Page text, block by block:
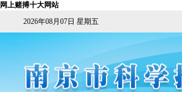
网上赌搏十大网站
2026年08月07日 星期五